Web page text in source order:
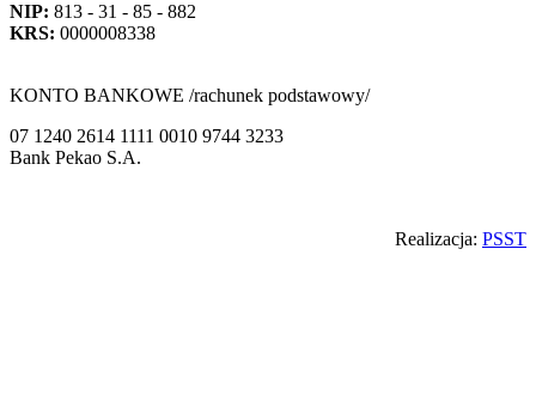
NIP: 813 - 31 - 85 - 882
KRS: 0000008338
KONTO BANKOWE /rachunek podstawowy/
07 1240 2614 1111 0010 9744 3233
Bank Pekao S.A.
Realizacja: PSST